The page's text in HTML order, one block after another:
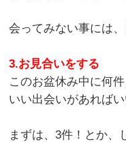
会ってみない事には
3.お見合いをする
このお盆休み中に何
いい出会いがあれば
まずは、3件！とか、